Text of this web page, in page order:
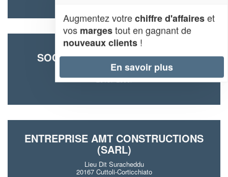
SOCIÉTÉ FLORES NEVES JOSE
Mora Dell Onda
20137 Lecci
ENTREPRISE AMT CONSTRUCTIONS
(SARL)
Lieu Dit Suracheddu
20167 Cuttoli-Corticchiato
Augmentez votrechiffre d'affaireset
vos margestout en gagnant de
nouveaux clients !
En savoir plus